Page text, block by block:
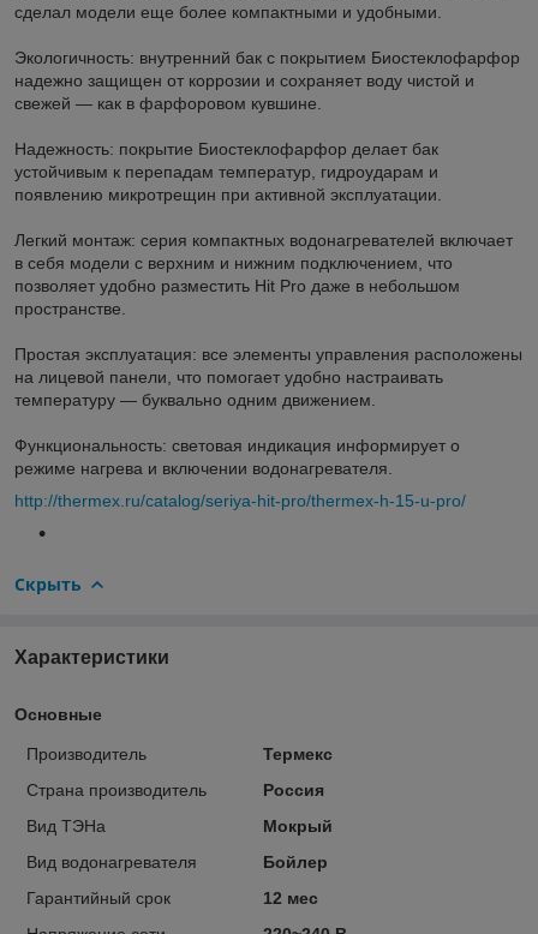
сделал модели еще более компактными и удобными.
Экологичность: внутренний бак с покрытием Биостеклофарфор
надежно защищен от коррозии и сохраняет воду чистой и
свежей — как в фарфоровом кувшине.
Надежность: покрытие Биостеклофарфор делает бак
устойчивым к перепадам температур, гидроударам и
появлению микротрещин при активной эксплуатации.
Легкий монтаж: серия компактных водонагревателей включает
в себя модели с верхним и нижним подключением, что
позволяет удобно разместить Hit Pro даже в небольшом
пространстве.
Простая эксплуатация: все элементы управления расположены
на лицевой панели, что помогает удобно настраивать
температуру — буквально одним движением.
Функциональность: световая индикация информирует о
режиме нагрева и включении водонагревателя.
http://thermex.ru/catalog/seriya-hit-pro/thermex-h-15-u-pro/
Скрыть
Характеристики
Основные
Производитель
Термекс
Страна производитель
Россия
Вид ТЭНа
Мокрый
Вид водонагревателя
Бойлер
Гарантийный срок
12 мес